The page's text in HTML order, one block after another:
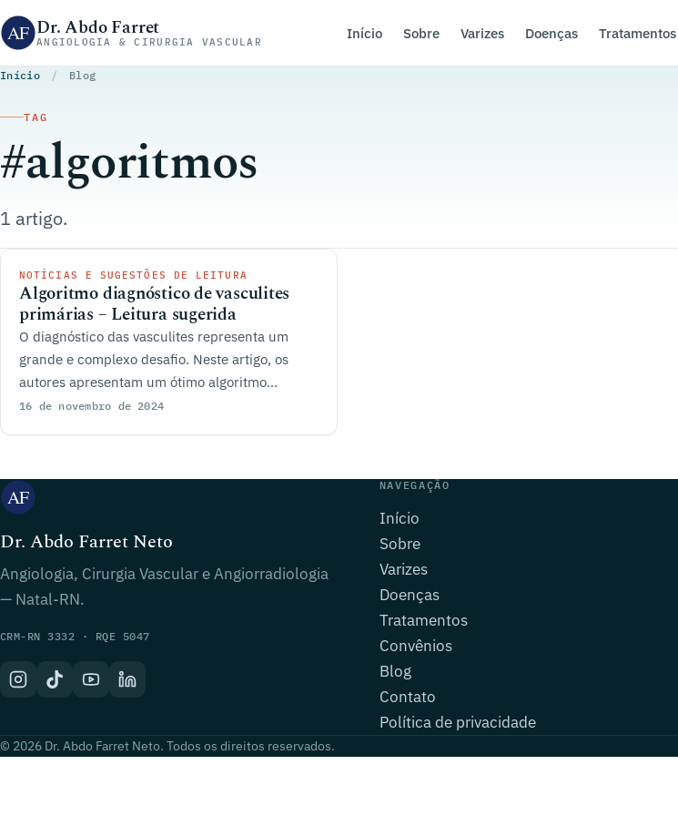
Pular para o conteúdo
Dr. Abdo Farret
ANGIOLOGIA & CIRURGIA VASCULAR
Início Sobre Varizes Doenças Tratamentos
Início / Blog
TAG
#algoritmos
1 artigo.
NOTÍCIAS E SUGESTÕES DE LEITURA
Algoritmo diagnóstico de vasculites
primárias – Leitura sugerida
O diagnóstico das vasculites representa um
grande e complexo desafio. Neste artigo, os
autores apresentam um ótimo algoritmo
diagnóstico simplificado
16 de novembro de 2024
Dr. Abdo Farret Neto
Angiologia, Cirurgia Vascular e Angiorradiologia
— Natal-RN.
CRM-RN 3332 · RQE 5047
NAVEGAÇÃO
Início
Sobre
Varizes
Doenças
Tratamentos
Convênios
Blog
Contato
Política de privacidade
© 2026 Dr. Abdo Farret Neto. Todos os direitos reservados.